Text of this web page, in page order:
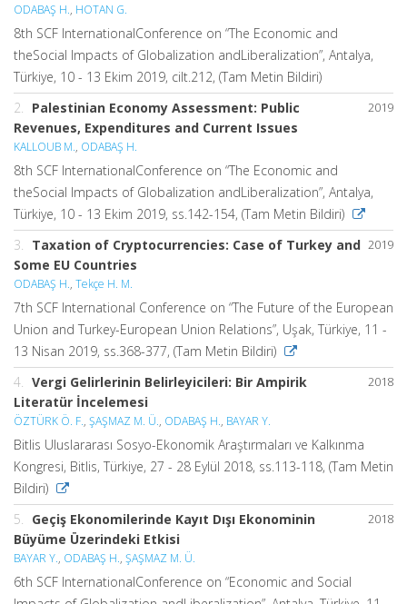
ODABAŞ H., HOTAN G.
8th SCF InternationalConference on “The Economic and
theSocial Impacts of Globalization andLiberalization”, Antalya,
Türkiye, 10 - 13 Ekim 2019, cilt.212, (Tam Metin Bildiri)
2019
2.
Palestinian Economy Assessment: Public
Revenues, Expenditures and Current Issues
KALLOUB M., ODABAŞ H.
8th SCF InternationalConference on “The Economic and
theSocial Impacts of Globalization andLiberalization”, Antalya,
Türkiye, 10 - 13 Ekim 2019, ss.142-154, (Tam Metin Bildiri)
2019
3.
Taxation of Cryptocurrencies: Case of Turkey and
Some EU Countries
ODABAŞ H., Tekçe H. M.
7th SCF International Conference on “The Future of the European
Union and Turkey-European Union Relations”, Uşak, Türkiye, 11 -
13 Nisan 2019, ss.368-377, (Tam Metin Bildiri)
2018
4.
Vergi Gelirlerinin Belirleyicileri: Bir Ampirik
Literatür İncelemesi
ÖZTÜRK Ö. F., ŞAŞMAZ M. Ü., ODABAŞ H., BAYAR Y.
Bitlis Uluslararası Sosyo-Ekonomik Araştırmaları ve Kalkınma
Kongresi, Bitlis, Türkiye, 27 - 28 Eylül 2018, ss.113-118, (Tam Metin
Bildiri)
2018
5.
Geçiş Ekonomilerinde Kayıt Dışı Ekonominin
Büyüme Üzerindeki Etkisi
BAYAR Y., ODABAŞ H., ŞAŞMAZ M. Ü.
6th SCF InternationalConference on “Economic and Social